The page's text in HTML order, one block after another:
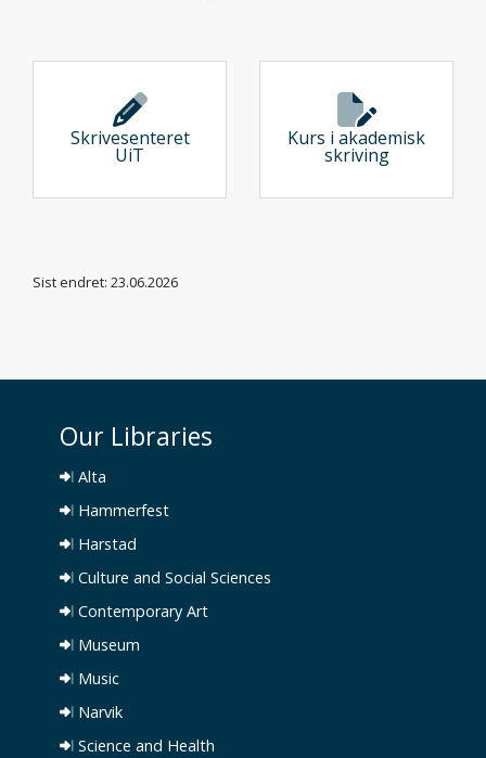
Skrivesenteret
UiT
Kurs i akademisk
skriving
Sist endret: 23.06.2026
Our Libraries
Alta
Hammerfest
Harstad
Culture and Social Sciences
Contemporary Art
Museum
Music
Narvik
Science and Health